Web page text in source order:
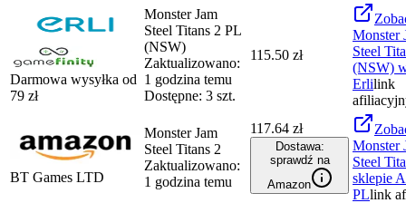
Darmowa wysyłka od
79 zł
Monster Jam
Steel Titans 2 PL
(NSW)
Zaktualizowano:
1 godzina temu
Dostępne: 3 szt.
115.50 zł
Monster
Steel
(NSW)
Erlilink
BT Games LTD
Monster Jam
Steel Titans 2
Zaktualizowano:
1 godzina temu
117.64 zł
Dostawa:
sprawdź na
Amazon
Monster
Steel
sklepie
PLlink